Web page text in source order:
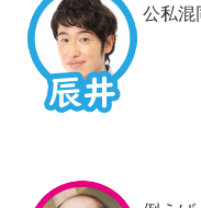
公私混